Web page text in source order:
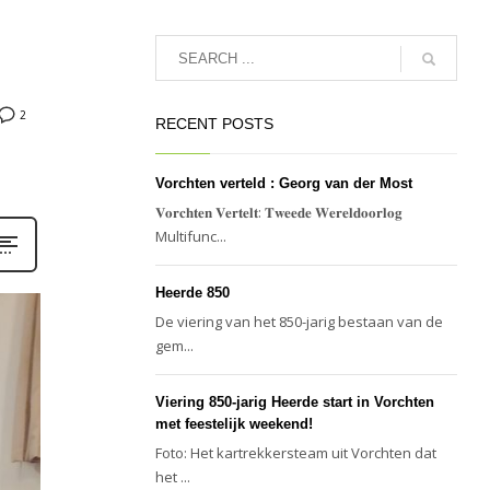
2
RECENT POSTS
Vorchten verteld : Georg van der Most
𝐕𝐨𝐫𝐜𝐡𝐭𝐞𝐧 𝐕𝐞𝐫𝐭𝐞𝐥𝐭: 𝐓𝐰𝐞𝐞𝐝𝐞 𝐖𝐞𝐫𝐞𝐥𝐝𝐨𝐨𝐫𝐥𝐨𝐠
Multifunc...
Heerde 850
De viering van het 850-jarig bestaan van de
gem...
Viering 850-jarig Heerde start in Vorchten
met feestelijk weekend!
Foto: Het kartrekkersteam uit Vorchten dat
het ...